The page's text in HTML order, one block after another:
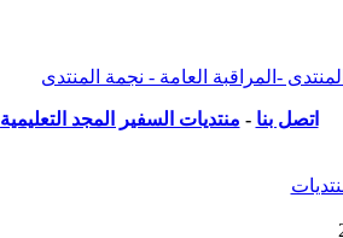
-المراقبة العامة - نجمة المنتدى
اتصل بنا - منتديات السفير المجد التعليمية